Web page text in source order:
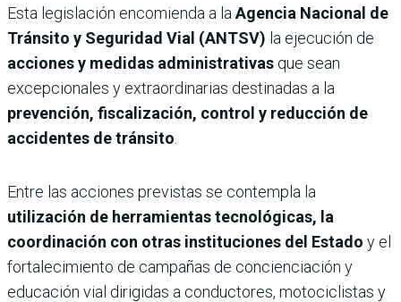
Esta legislación encomienda a la Agencia Nacional de
Tránsito y Seguridad Vial (ANTSV) la ejecución de
acciones y medidas administrativas que sean
excepcionales y extraordinarias destinadas a la
prevención, fiscalización, control y reducción de
accidentes de tránsito
Entre las acciones previstas se contempla la
utilización de herramientas tecnológicas, la
coordinación con otras insti­tuciones del Estado y el
forta­lecimiento de campañas de concienciación y
educación vial dirigidas a conductores, motociclistas y